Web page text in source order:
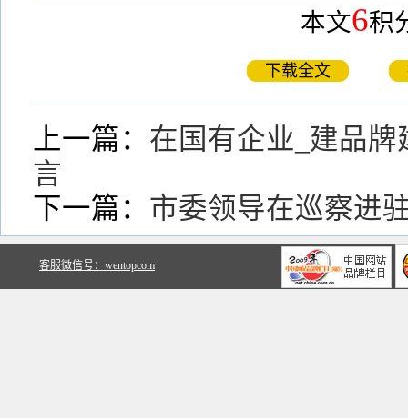
本文6积
下载全文
上一篇： 在国有企业_建品
言
下一篇： 市委领导在巡察进
客服微信号：wentopcom